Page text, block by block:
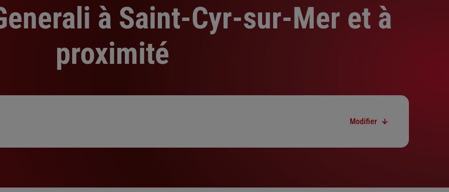
à Saint-Cyr-sur-Mer et à
proximité
Modifier